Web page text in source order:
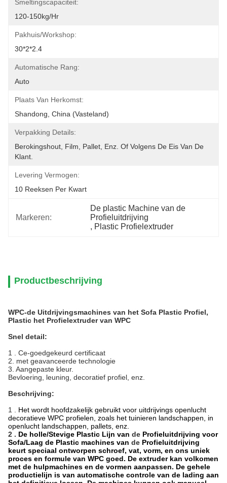
Smeltingscapaciteit:
120-150kg/hr
Pakhuis/Workshop:
30*2*2.4
Automatische Rang:
Auto
Plaats Van Herkomst:
Shandong, China (Vasteland)
Verpakking Details:
Berokingshout, Film, Pallet, Enz. Of Volgens De Eis Van De
Klant.
Levering Vermogen:
10 Reeksen Per Kwart
Markeren:
De plastic Machine van de
Profieluitdrijving
, Plastic Profielextruder
Productbeschrijving
WPC-de Uitdrijvingsmachines van het Sofa Plastic Profiel,
Plastic het Profielextruder van WPC
Snel detail:
1 . Ce-goedgekeurd certificaat
2. met geavanceerde technologie
3. Aangepaste kleur.
Bevloering, leuning, decoratief profiel, enz.
Beschrijving:
1 . Het wordt hoofdzakelijk gebruikt voor uitdrijvings openlucht
decoratieve WPC profielen, zoals het tuinieren landschappen, in
openlucht landschappen, pallets, enz.
2 . De holle/Stevige Plastic Lijn van de Profieluitdrijving voor
Sofa/Laag de Plastic machines van de Profieluitdrijving
keurt speciaal ontworpen schroef, vat, vorm, en ons uniek
proces en formule van WPC goed. De extruder kan volkomen
met de hulpmachines en de vormen aanpassen. De gehele
productielijn is van automatische controle van de lading aan